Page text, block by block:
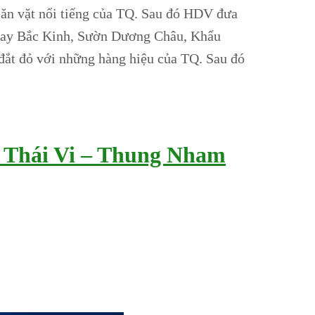
vặt nổi tiếng của TQ. Sau đó HDV đưa
Bắc Kinh, Sườn Dương Châu, Khẩu
đỏ với những hàng hiệu của TQ. Sau đó
Vi – Thung Nham